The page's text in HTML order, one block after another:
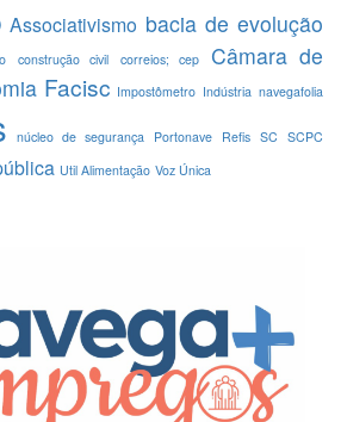
Associativismo bacia de evolução
construção civil correios; cep
Câmara de
Facisc Impostômetro Indústria navegafolia
núcleo de segurança Portonave Refis SC SCPC
Util Alimentação Voz Única